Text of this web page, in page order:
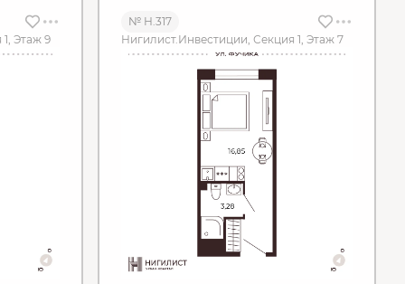
Этаж 9
№ Н.317
Нигилист.Инвестиции, Секция 1, Этаж 7